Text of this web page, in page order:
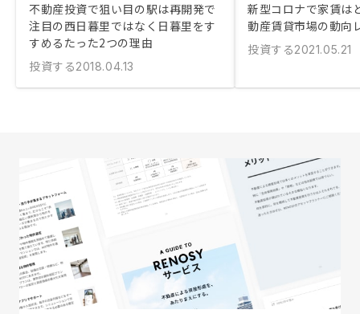
不動産投資で狙い目の駅は再開発で
注目の西日暮里ではなく日暮里をす
すめるたった2つの理由
投資する2018.04.13
新型コロナで家賃は
動産賃貸市場の動向
投資する2021.05.21